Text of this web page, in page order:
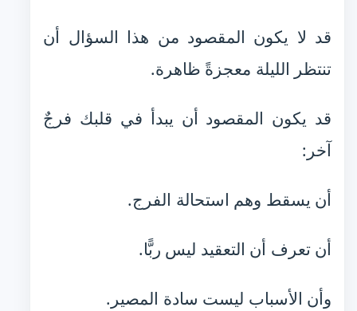
قد لا يكون المقصود من هذا السؤال أن
تنتظر الليلة معجزةً ظاهرة.
قد يكون المقصود أن يبدأ في قلبك فرجٌ
آخر:
أن يسقط وهم استحالة الفرج.
أن تعرف أن التعقيد ليس ربًّا.
وأن الأسباب ليست سادة المصير.